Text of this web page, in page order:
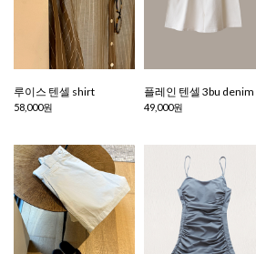
루이스 텐셀 shirt
58,000원
플레인 텐셀 3bu denim
49,000원